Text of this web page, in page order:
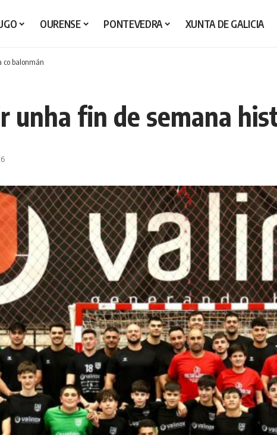
OURENSE PONTEVEDRA XUNTA DE GALICIA
co balonmán
unha fin de semana